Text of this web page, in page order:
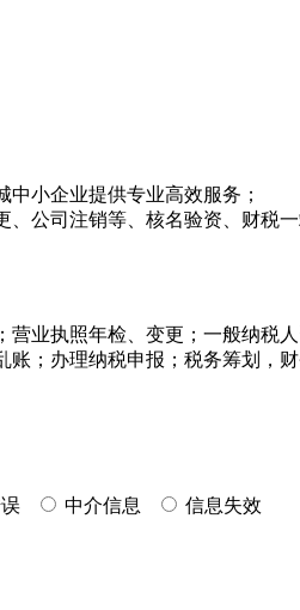
小企业提供专业高效服务；
公司注销等、核名验资、财税
业执照年检、变更；一般纳税
；办理纳税申报；税务筹划，
误 中介信息 信息失效